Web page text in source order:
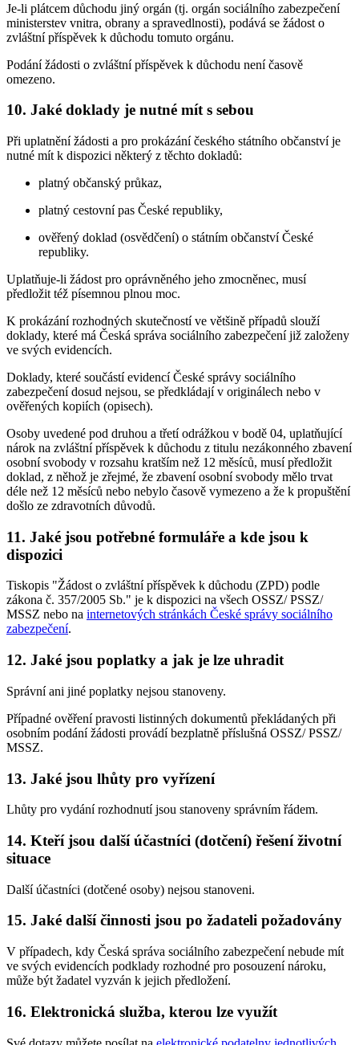
Je-li plátcem důchodu jiný orgán (tj. orgán sociálního zabezpečení
ministerstev vnitra, obrany a spravedlnosti), podává se žádost o
zvláštní příspěvek k důchodu tomuto orgánu.
Podání žádosti o zvláštní příspěvek k důchodu není časově
omezeno.
10. Jaké doklady je nutné mít s sebou
Při uplatnění žádosti a pro prokázání českého státního občanství je
nutné mít k dispozici některý z těchto dokladů:
platný občanský průkaz,
platný cestovní pas České republiky,
ověřený doklad (osvědčení) o státním občanství České
republiky.
Uplatňuje-li žádost pro oprávněného jeho zmocněnec, musí
předložit též písemnou plnou moc.
K prokázání rozhodných skutečností ve většině případů slouží
doklady, které má Česká správa sociálního zabezpečení již založeny
ve svých evidencích.
Doklady, které součástí evidencí České správy sociálního
zabezpečení dosud nejsou, se předkládají v originálech nebo v
ověřených kopiích (opisech).
Osoby uvedené pod druhou a třetí odrážkou v bodě 04, uplatňující
nárok na zvláštní příspěvek k důchodu z titulu nezákonného zbavení
osobní svobody v rozsahu kratším než 12 měsíců, musí předložit
doklad, z něhož je zřejmé, že zbavení osobní svobody mělo trvat
déle než 12 měsíců nebo nebylo časově vymezeno a že k propuštění
došlo ze zdravotních důvodů.
11. Jaké jsou potřebné formuláře a kde jsou k
dispozici
Tiskopis "Žádost o zvláštní příspěvek k důchodu (ZPD) podle
zákona č. 357/2005 Sb." je k dispozici na všech OSSZ/ PSSZ/
MSSZ nebo na internetových stránkách České správy sociálního
zabezpečení.
12. Jaké jsou poplatky a jak je lze uhradit
Správní ani jiné poplatky nejsou stanoveny.
Případné ověření pravosti listinných dokumentů překládaných při
osobním podání žádosti provádí bezplatně příslušná OSSZ/ PSSZ/
MSSZ.
13. Jaké jsou lhůty pro vyřízení
Lhůty pro vydání rozhodnutí jsou stanoveny správním řádem.
14. Kteří jsou další účastníci (dotčení) řešení životní
situace
Další účastníci (dotčené osoby) nejsou stanoveni.
15. Jaké další činnosti jsou po žadateli požadovány
V případech, kdy Česká správa sociálního zabezpečení nebude mít
ve svých evidencích podklady rozhodné pro posouzení nároku,
může být žadatel vyzván k jejich předložení.
16. Elektronická služba, kterou lze využít